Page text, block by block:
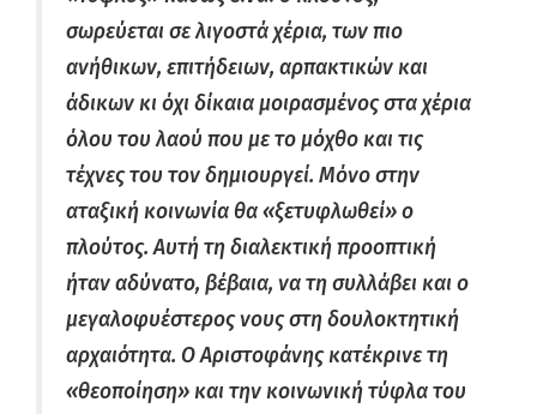
σωρεύεται σε λιγοστά χέρια, των πιο
ανήθικων, επιτήδειων, αρπακτικών και
άδικων κι όχι δίκαια μοιρασμένος στα χέρια
όλου του λαού που με το μόχθο και τις
τέχνες του τον δημιουργεί. Μόνο στην
αταξική κοινωνία θα «ξετυφλωθεί» ο
πλούτος. Αυτή τη διαλεκτική προοπτική
ήταν αδύνατο, βέβαια, να τη συλλάβει και ο
μεγαλοφυέστερος νους στη δουλοκτητική
αρχαιότητα. Ο Αριστοφάνης κατέκρινε τη
«θεοποίηση» και την κοινωνική τύφλα του